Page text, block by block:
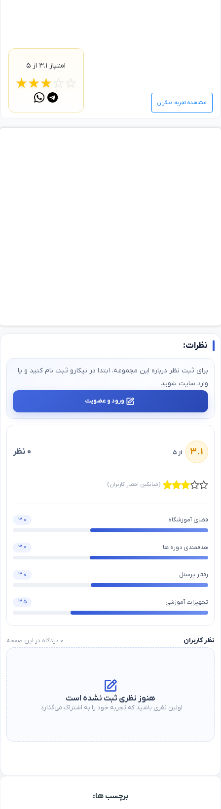
مشاهده تجربه دیگران
امتیاز ۳.۱ از ۵
☆
★☆
★☆
★☆
★☆
★
نظرات:
برای ثبت نظر درباره این مجموعه، ابتدا در نیکارو ثبت‌ نام کنید و یا
وارد سایت شوید
ورود و عضویت
۳.۱ از ۵ ۰ نظر
(میانگین امتیاز کاربران)
فضای آموزشگاه ۳.۰
هدفمندی دوره ها ۳.۰
رفتار پرسنل ۳.۰
تجهیزات آموزشی ۳.۵
نظر کاربران ۰ دیدگاه در این صفحه
هنوز نظری ثبت نشده است
اولین نفری باشید که تجربه خود را به اشتراک می‌گذارد.
برچسب ها: